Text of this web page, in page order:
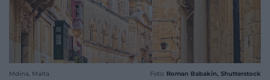
Mdina, Malta Foto: Roman Babakin, Shutterstock